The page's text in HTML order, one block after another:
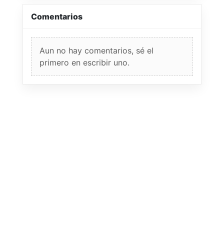
Comentarios
Aun no hay comentarios, sé el
primero en escribir uno.